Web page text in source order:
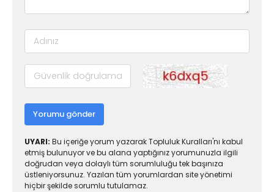
Yorumu gönder
UYARI: Bu içeriğe yorum yazarak Topluluk Kuralları'nı kabul
etmiş bulunuyor ve bu alana yaptığınız yorumunuzla ilgili
doğrudan veya dolaylı tüm sorumluluğu tek başınıza
üstleniyorsunuz. Yazılan tüm yorumlardan site yönetimi
hiçbir şekilde sorumlu tutulamaz.